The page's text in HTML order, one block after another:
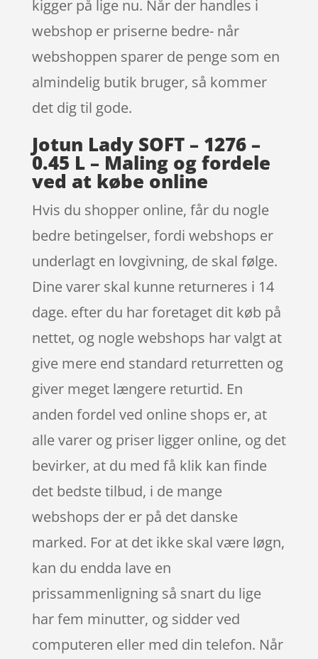
kigger på lige nu. Når der handles i
webshop er priserne bedre- når
webshoppen sparer de penge som en
almindelig butik bruger, så kommer
det dig til gode.
Jotun Lady SOFT – 1276 –
0.45 L – Maling og fordele
ved at købe online
Hvis du shopper online, får du nogle
bedre betingelser, fordi webshops er
underlagt en lovgivning, de skal følge.
Dine varer skal kunne returneres i 14
dage. efter du har foretaget dit køb på
nettet, og nogle webshops har valgt at
give mere end standard returretten og
giver meget længere returtid. En
anden fordel ved online shops er, at
alle varer og priser ligger online, og det
bevirker, at du med få klik kan finde
det bedste tilbud, i de mange
webshops der er på det danske
marked. For at det ikke skal være løgn,
kan du endda lave en
prissammenligning så snart du lige
har fem minutter, og sidder ved
computeren eller med din telefon. Når